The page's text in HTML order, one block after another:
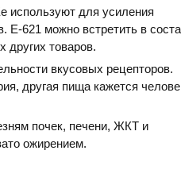
используют для усиления
Е-621 можно встретить в
других товаров.
вкусовых рецепторов.
другая пища кажется
почек, печени, ЖКТ и
ожирением.